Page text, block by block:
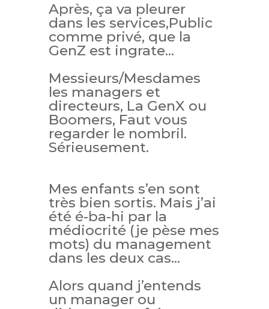
Après, ça va pleurer
dans les services,Public
comme privé, que la
GenZ est ingrate…
Messieurs/Mesdames
les managers et
directeurs, La GenX ou
Boomers, Faut vous
regarder le nombril.
Sérieusement.
Mes enfants s’en sont
très bien sortis. Mais j’ai
été é-ba-hi par la
médiocrité (je pèse mes
mots) du management
dans les deux cas…
Alors quand j’entends
un manager ou